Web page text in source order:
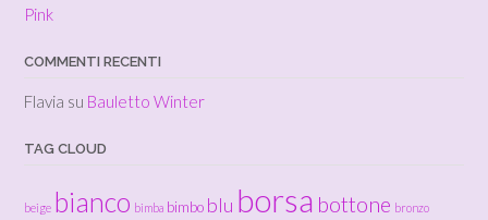
Pink
COMMENTI RECENTI
Flavia su Bauletto Winter
TAG CLOUD
beige bianco bimba bimbo blu borsa bottone bronzo